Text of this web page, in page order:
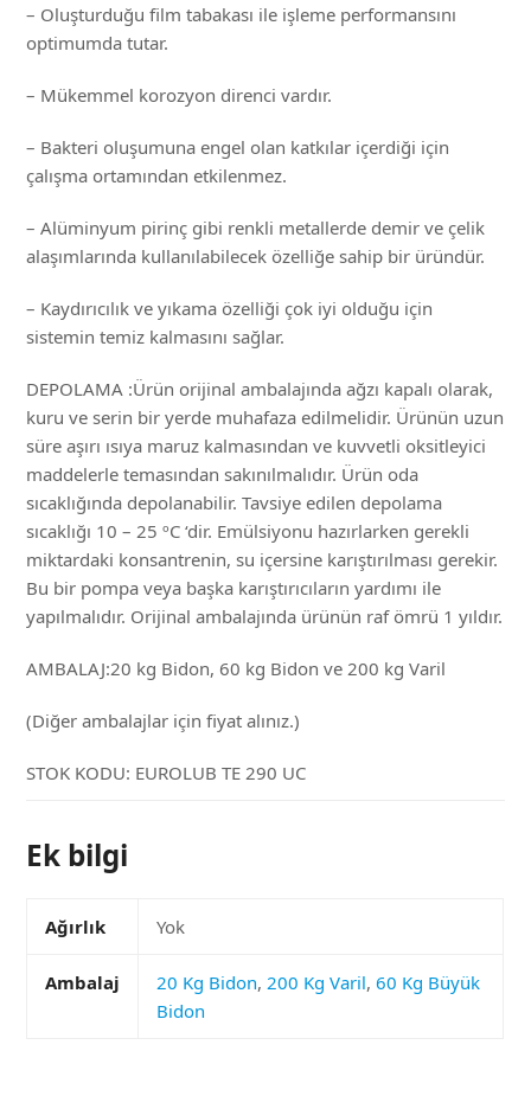
– Oluşturduğu film tabakası ile işleme performansını
optimumda tutar.
– Mükemmel korozyon direnci vardır.
– Bakteri oluşumuna engel olan katkılar içerdiği için
çalışma ortamından etkilenmez.
– Alüminyum pirinç gibi renkli metallerde demir ve çelik
alaşımlarında kullanılabilecek özelliğe sahip bir üründür.
– Kaydırıcılık ve yıkama özelliği çok iyi olduğu için
sistemin temiz kalmasını sağlar.
DEPOLAMA :Ürün orijinal ambalajında ağzı kapalı olarak,
kuru ve serin bir yerde muhafaza edilmelidir. Ürünün uzun
süre aşırı ısıya maruz kalmasından ve kuvvetli oksitleyici
maddelerle temasından sakınılmalıdır. Ürün oda
sıcaklığında depolanabilir. Tavsiye edilen depolama
sıcaklığı 10 – 25 ºC ‘dir. Emülsiyonu hazırlarken gerekli
miktardaki konsantrenin, su içersine karıştırılması gerekir.
Bu bir pompa veya başka karıştırıcıların yardımı ile
yapılmalıdır. Orijinal ambalajında ürünün raf ömrü 1 yıldır.
AMBALAJ:20 kg Bidon, 60 kg Bidon ve 200 kg Varil
(Diğer ambalajlar için fiyat alınız.)
STOK KODU: EUROLUB TE 290 UC
Ek bilgi
Ağırlık Yok
Ambalaj 20 Kg Bidon, 200 Kg Varil,60 Kg Büyük
Bidon